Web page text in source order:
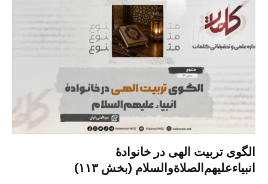
الگوی تربیت الهی در خانوادۀ
انبیاءعلیهم‌الصلاةو‌السلام (بخش ۱۱۳)